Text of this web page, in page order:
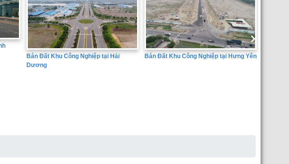
Bán Đất Khu Công Nghiệp tại Hải
Dương
Bán Đất Khu Công Nghiệp tại Hưng Yên